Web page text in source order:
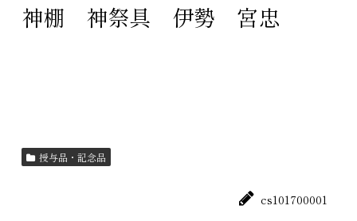
神棚 神祭具 伊勢 宮忠
授与品・記念品
cs101700001